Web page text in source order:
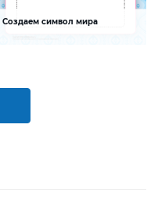
Создаем символ мира